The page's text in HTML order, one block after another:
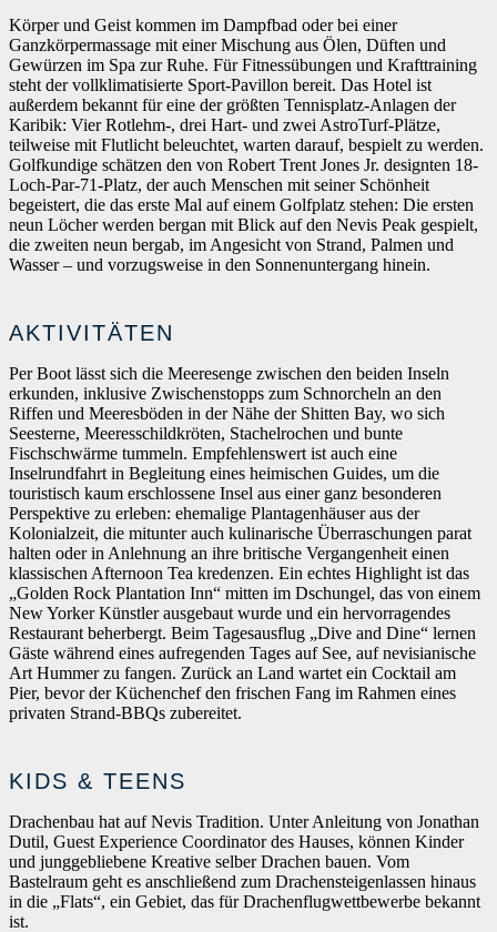
Körper und Geist kommen im Dampfbad oder bei einer
Ganzkörpermassage mit einer Mischung aus Ölen, Düften und
Gewürzen im Spa zur Ruhe. Für Fitnessübungen und Krafttraining
steht der vollklimatisierte Sport-Pavillon bereit. Das Hotel ist
außerdem bekannt für eine der größten Tennisplatz-Anlagen der
Karibik: Vier Rotlehm-, drei Hart- und zwei AstroTurf-Plätze,
teilweise mit Flutlicht beleuchtet, warten darauf, bespielt zu werden.
Golfkundige schätzen den von Robert Trent Jones Jr. designten 18-
Loch-Par-71-Platz, der auch Menschen mit seiner Schönheit
begeistert, die das erste Mal auf einem Golfplatz stehen: Die ersten
neun Löcher werden bergan mit Blick auf den Nevis Peak gespielt,
die zweiten neun bergab, im Angesicht von Strand, Palmen und
Wasser – und vorzugsweise in den Sonnenuntergang hinein.
AKTIVITÄTEN
Per Boot lässt sich die Meeresenge zwischen den beiden Inseln
erkunden, inklusive Zwischenstopps zum Schnorcheln an den
Riffen und Meeresböden in der Nähe der Shitten Bay, wo sich
Seesterne, Meeresschildkröten, Stachelrochen und bunte
Fischschwärme tummeln. Empfehlenswert ist auch eine
Inselrundfahrt in Begleitung eines heimischen Guides, um die
touristisch kaum erschlossene Insel aus einer ganz besonderen
Perspektive zu erleben: ehemalige Plantagenhäuser aus der
Kolonialzeit, die mitunter auch kulinarische Überraschungen parat
halten oder in Anlehnung an ihre britische Vergangenheit einen
klassischen Afternoon Tea kredenzen. Ein echtes Highlight ist das
„Golden Rock Plantation Inn“ mitten im Dschungel, das von einem
New Yorker Künstler ausgebaut wurde und ein hervorragendes
Restaurant beherbergt. Beim Tagesausflug „Dive and Dine“ lernen
Gäste während eines aufregenden Tages auf See, auf nevisianische
Art Hummer zu fangen. Zurück an Land wartet ein Cocktail am
Pier, bevor der Küchenchef den frischen Fang im Rahmen eines
privaten Strand-BBQs zubereitet.
KIDS & TEENS
Drachenbau hat auf Nevis Tradition. Unter Anleitung von Jonathan
Dutil, Guest Experience Coordinator des Hauses, können Kinder
und junggebliebene Kreative selber Drachen bauen. Vom
Bastelraum geht es anschließend zum Drachensteigenlassen hinaus
in die „Flats“, ein Gebiet, das für Drachenflugwettbewerbe bekannt
ist.